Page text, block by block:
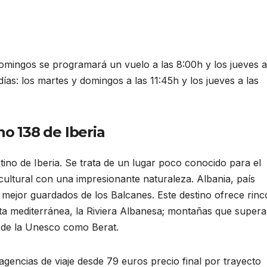
se programará un vuelo a las 8:00h y los jueves
los martes y domingos a las 11:45h y los jueves a las
138 de Iberia
de Iberia. Se trata de un lugar poco conocido para el
con una impresionante naturaleza. Albania, país
guardados de los Balcanes. Este destino ofrece
mediterránea, la Riviera Albanesa; montañas que
la Unesco como Berat.
de viaje desde 79 euros precio final por trayecto